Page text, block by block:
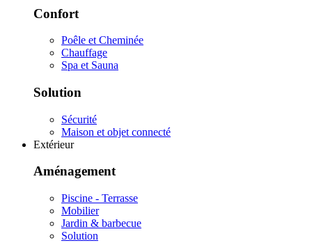
Confort
Poêle et Cheminée
Chauffage
Spa et Sauna
Solution
Sécurité
Maison et objet connecté
Extérieur
Aménagement
Piscine - Terrasse
Mobilier
Jardin & barbecue
Solution